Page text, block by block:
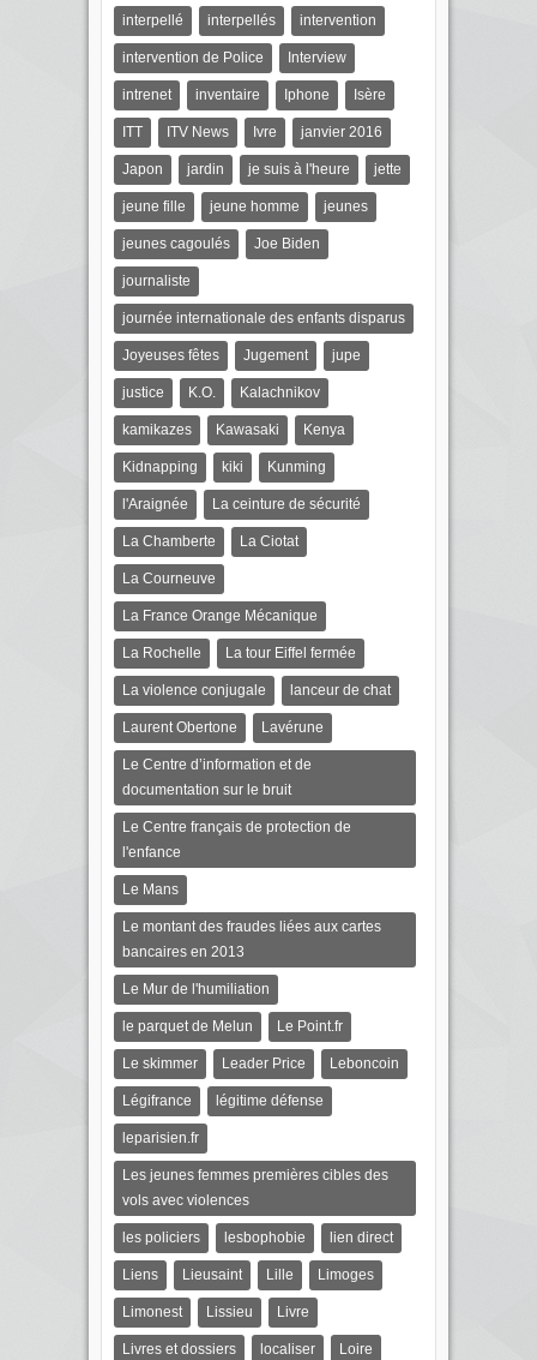
interpellé interpellés intervention
intervention de Police Interview
intrenet inventaire Iphone Isère
ITT ITV News Ivre janvier 2016
Japon jardin je suis à l'heure jette
jeune fille jeune homme jeunes
jeunes cagoulés Joe Biden
journaliste
journée internationale des enfants disparus
Joyeuses fêtes Jugement jupe
justice K.O. Kalachnikov
kamikazes Kawasaki Kenya
Kidnapping kiki Kunming
l'Araignée La ceinture de sécurité
La Chamberte La Ciotat
La Courneuve
La France Orange Mécanique
La Rochelle La tour Eiffel fermée
La violence conjugale lanceur de chat
Laurent Obertone Lavérune
Le Centre d’information et de
documentation sur le bruit
Le Centre français de protection de
l'enfance
Le Mans
Le montant des fraudes liées aux cartes
bancaires en 2013
Le Mur de l'humiliation
le parquet de Melun Le Point.fr
Le skimmer Leader Price Leboncoin
Légifrance légitime défense
leparisien.fr
Les jeunes femmes premières cibles des
vols avec violences
les policiers lesbophobie lien direct
Liens Lieusaint Lille Limoges
Limonest Lissieu Livre
Livres et dossiers localiser Loire